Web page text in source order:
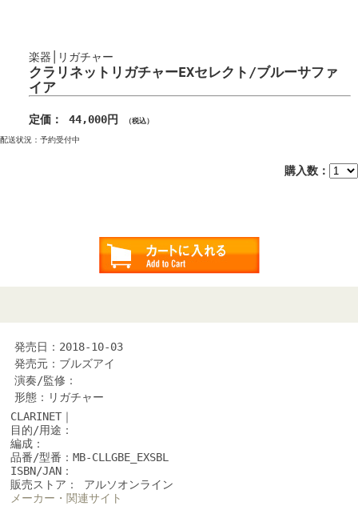
楽器│リガチャー
クラリネットリガチャーEXセレクト/ブルーサファ
イア
定価： 44,000円 （税込）
配送状況：予約受付中
購入数：
発売日：2018-10-03
発売元：ブルズアイ
演奏/監修：
形態：リガチャー
CLARINET｜
目的/用途：
編成：
品番/型番：MB-CLLGBE_EXSBL
ISBN/JAN：
販売ストア： アルソオンライン
メーカー・関連サイト